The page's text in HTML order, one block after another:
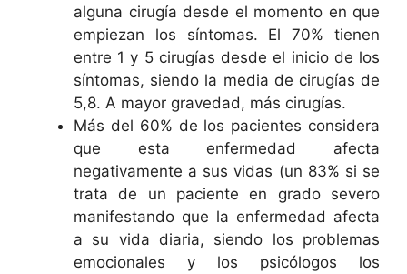
alguna cirugía desde el momento en que
empiezan los síntomas. El 70% tienen
entre 1 y 5 cirugías desde el inicio de los
síntomas, siendo la media de cirugías de
5,8. A mayor gravedad, más cirugías.
Más del 60% de los pacientes considera
que esta enfermedad afecta
negativamente a sus vidas (un 83% si se
trata de un paciente en grado severo
manifestando que la enfermedad afecta
a su vida diaria, siendo los problemas
emocionales y los psicólogos los